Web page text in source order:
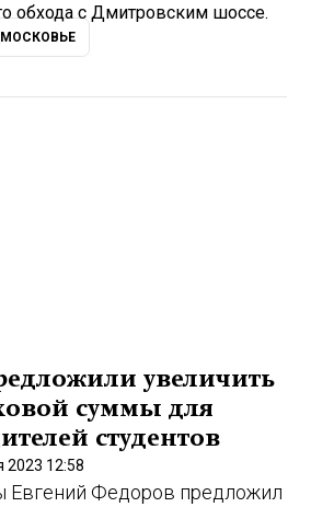
обхода с Дмитровским шоссе.
увеличить
суммы для
студентов
2023 12:58
Евгений Федоров предложил